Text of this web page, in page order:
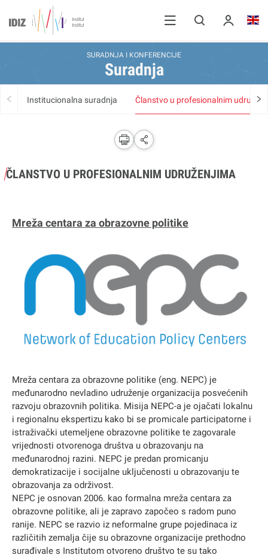
SURADNJA I KONFERENCIJE
Suradnja
Institucionalna suradnja Članstvo u profesionalnim
ČLANSTVO U PROFESIONALNIM UDRUŽENJIMA
Mreža centara za obrazovne politike
Mreža centara za obrazovne politike (eng. NEPC) je
međunarodno nevladino udruženje organizacija posvećenih
razvoju obrazovnih politika. Misija NEPC-a je ojačati lokalnu
i regionalnu ekspertizu kako bi se promicale participatorne i
istraživački utemeljene obrazovne politike te zagovarale
vrijednosti otvorenoga društva u obrazovanju na
međunarodnoj razini. NEPC je predan promicanju
demokratizacije i socijalne uključenosti u obrazovanju te
obrazovanja za održivost.
NEPC je osnovan 2006. kao formalna mreža centara za
obrazovne politike, ali je zapravo započeo s radom puno
ranije. NEPC se razvio iz neformalne grupe pojedinaca iz
različitih zemalja čije su obrazovne organizacije prethodno
surađivale s Institutom otvoreno društvo te su tako